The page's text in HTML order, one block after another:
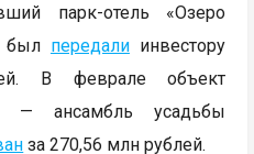
парк-отель «Озеро
был передалиинвестору
В феврале объект
— ансамбль усадьбы
за 270,56 млн рублей.